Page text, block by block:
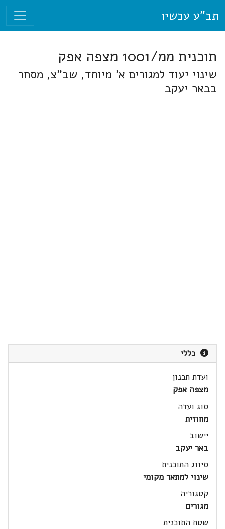
תב"ע עכשיו
תוכנית ממ/1001 מצפה אפק
שינוי יעוד למגורים א' מיוחד, שב"צ, מסחר
בבאר יעקב
כללי
ועדת תכנון
מצפה אפק
סוג ועדה
מחוזית
יישוב
באר יעקב
סיווג התוכנית
שינוי למתאר מקומי
קטגוריה
מגורים
שטח התוכנית